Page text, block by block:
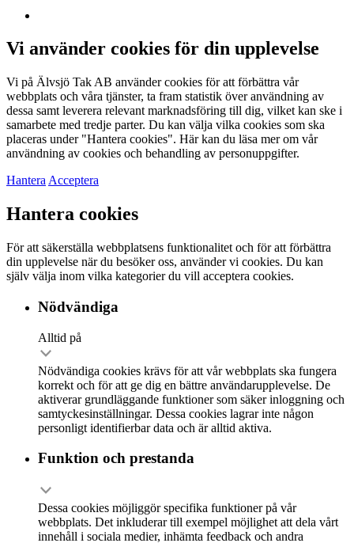
Vi använder cookies för din upplevelse
Vi på Älvsjö Tak AB använder cookies för att förbättra vår
webbplats och våra tjänster, ta fram statistik över användning av
dessa samt leverera relevant marknadsföring till dig, vilket kan ske i
samarbete med tredje parter. Du kan välja vilka cookies som ska
placeras under "Hantera cookies". Här kan du läsa mer om vår
användning av cookies och behandling av personuppgifter.
Hantera Acceptera
Hantera cookies
För att säkerställa webbplatsens funktionalitet och för att förbättra
din upplevelse när du besöker oss, använder vi cookies. Du kan
själv välja inom vilka kategorier du vill acceptera cookies.
Nödvändiga
Alltid på
Nödvändiga cookies krävs för att vår webbplats ska fungera
korrekt och för att ge dig en bättre användarupplevelse. De
aktiverar grundläggande funktioner som säker inloggning och
samtyckesinställningar. Dessa cookies lagrar inte någon
personligt identifierbar data och är alltid aktiva.
Funktion och prestanda
Dessa cookies möjliggör specifika funktioner på vår
webbplats. Det inkluderar till exempel möjlighet att dela vårt
innehåll i sociala medier, inhämta feedback och andra